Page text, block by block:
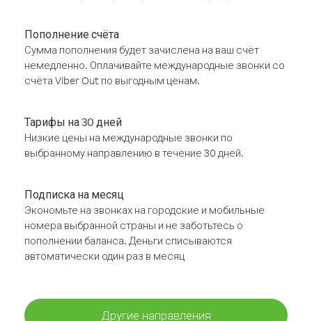
Пополнение счёта
Сумма пополнения будет зачислена на ваш счёт
немедленно. Оплачивайте международные звонки со
счёта Viber Out по выгодным ценам.
Тарифы на 30 дней
Низкие цены на международные звонки по
выбранному направлению в течение 30 дней.
Подписка на месяц
Экономьте на звонках на городские и мобильные
номера выбранной страны и не заботьтесь о
пополнении баланса. Деньги списываются
автоматически один раз в месяц
Другие направления